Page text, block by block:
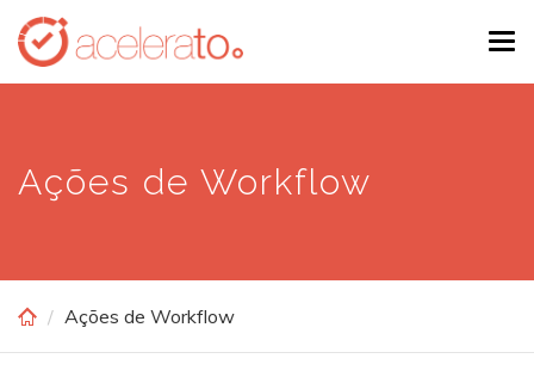
Skip
main
Ações de Workflow
Ações de Workflow